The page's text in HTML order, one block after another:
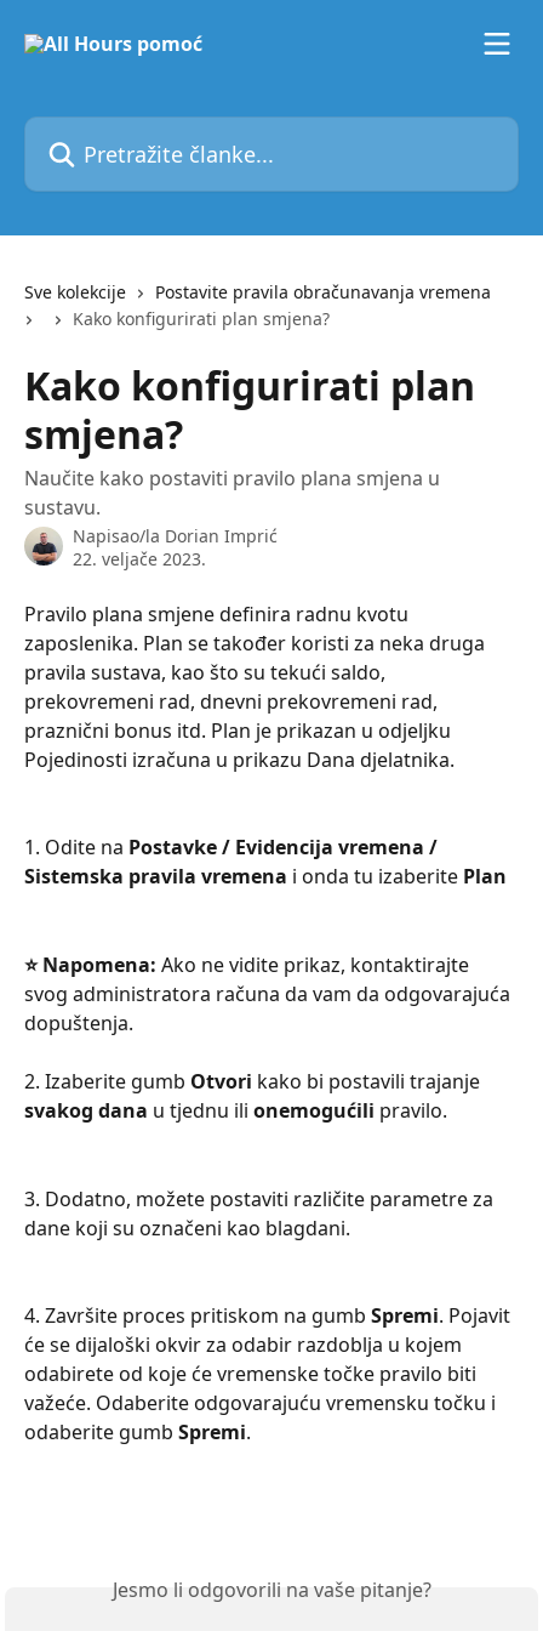
Pretražite članke...
Sve kolekcije
Postavite pravila obračunavanja vremena
Kako konfigurirati plan smjena?
Kako konfigurirati plan
smjena?
Naučite kako postaviti pravilo plana smjena u
sustavu.
Napisao/la Dorian Imprić
22. veljače 2023.
Pravilo plana smjene definira radnu kvotu
zaposlenika. Plan se također koristi za neka druga
pravila sustava, kao što su tekući saldo,
prekovremeni rad, dnevni prekovremeni rad,
praznični bonus itd. Plan je prikazan u odjeljku
Pojedinosti izračuna u prikazu Dana djelatnika.
1. Odite na Postavke / Evidencija vremena /
Sistemska pravila vremena i onda tu izaberite Plan
⭐ Napomena: Ako ne vidite prikaz, kontaktirajte
svog administratora računa da vam da odgovarajuća
dopuštenja.
2. Izaberite gumb Otvori kako bi postavili trajanje
svakog dana u tjednu ili onemogućili pravilo.
3. Dodatno, možete postaviti različite parametre za
dane koji su označeni kao blagdani.
4. Završite proces pritiskom na gumb Spremi. Pojavit
će se dijaloški okvir za odabir razdoblja u kojem
odabirete od koje će vremenske točke pravilo biti
važeće. Odaberite odgovarajuću vremensku točku i
odaberite gumb Spremi.
Jesmo li odgovorili na vaše pitanje?